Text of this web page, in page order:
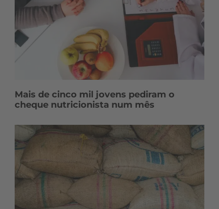
Mais de cinco mil jovens pediram o
cheque nutricionista num mês